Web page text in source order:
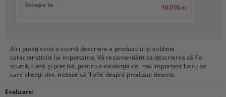
Aici puteți scrie o scurtă descriere a produsului și sublinia
caracteristicile lui importante. Vă recomandăm ca descrierea să fie
scurtă, clară și precisă, pentru a evidenția cel mai important lucru pe
care clienții dvs. trebuie să îl afle despre produsul descris.
Evaluare:
începe la 16.00Lei